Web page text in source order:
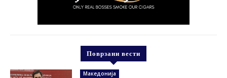
Поврзани вести
Македонија